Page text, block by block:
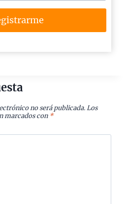
no será publicada. Los
marcados con *